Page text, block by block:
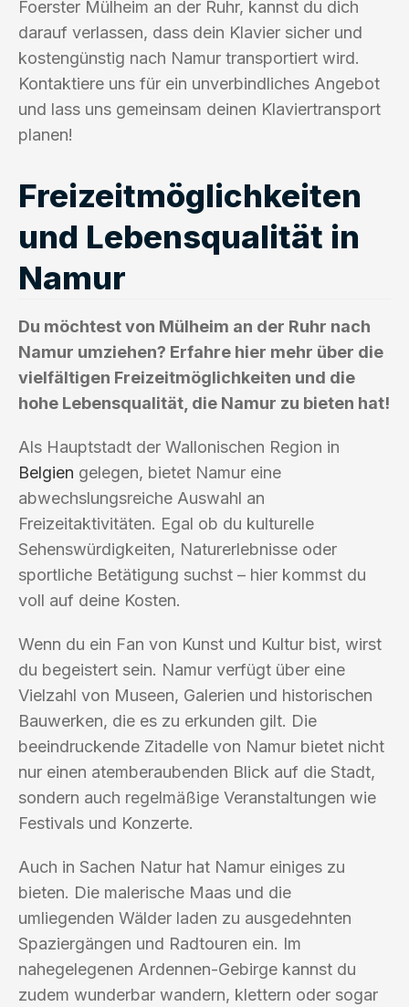
Foerster Mülheim an der Ruhr, kannst du dich
darauf verlassen, dass dein Klavier sicher und
kostengünstig nach Namur transportiert wird.
Kontaktiere uns für ein unverbindliches Angebot
und lass uns gemeinsam deinen Klaviertransport
planen!
Freizeitmöglichkeiten
und Lebensqualität in
Namur
Du möchtest von Mülheim an der Ruhr nach
Namur umziehen? Erfahre hier mehr über die
vielfältigen Freizeitmöglichkeiten und die
hohe Lebensqualität, die Namur zu bieten hat!
Als Hauptstadt der Wallonischen Region in
Belgien gelegen, bietet Namur eine
abwechslungsreiche Auswahl an
Freizeitaktivitäten. Egal ob du kulturelle
Sehenswürdigkeiten, Naturerlebnisse oder
sportliche Betätigung suchst – hier kommst du
voll auf deine Kosten.
Wenn du ein Fan von Kunst und Kultur bist, wirst
du begeistert sein. Namur verfügt über eine
Vielzahl von Museen, Galerien und historischen
Bauwerken, die es zu erkunden gilt. Die
beeindruckende Zitadelle von Namur bietet nicht
nur einen atemberaubenden Blick auf die Stadt,
sondern auch regelmäßige Veranstaltungen wie
Festivals und Konzerte.
Auch in Sachen Natur hat Namur einiges zu
bieten. Die malerische Maas und die
umliegenden Wälder laden zu ausgedehnten
Spaziergängen und Radtouren ein. Im
nahegelegenen Ardennen-Gebirge kannst du
zudem wunderbar wandern, klettern oder sogar